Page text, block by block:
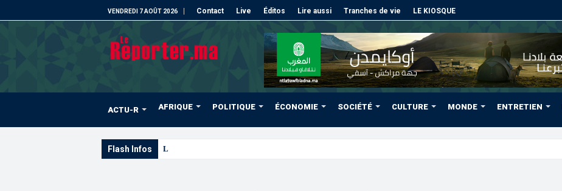
VENDREDI 7 AOÛT 2026 Contact Live Éditos Lire aussi Tranches de vie LE KIOSQUE
ACTU-R AFRIQUE POLITIQUE ÉCONOMIE SOCIÉTÉ CULTURE MONDE ENTRETIEN
Flash Infos L’ONMT renforce l’attractivité des régions grâ